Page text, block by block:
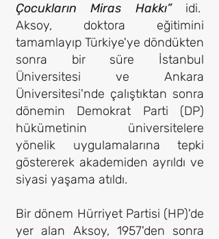
Çocukların Miras Hakkı”
idi.
Aksoy, doktora eğitimini
tamamlayıp Türkiye'ye döndükten
sonra bir süre İstanbul
Üniversitesi ve Ankara
Üniversitesi'nde çalıştıktan sonra
dönemin Demokrat Parti (DP)
hükümetinin üniversitelere
yönelik uygulamalarına tepki
göstererek akademiden ayrıldı ve
siyasi yaşama atıldı.
Bir dönem Hürriyet Partisi (HP)'de
yer alan Aksoy, 1957'den sonra